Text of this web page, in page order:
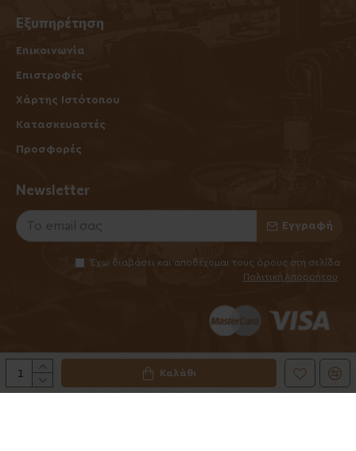
Καλάθι
Εξυπηρέτηση
Επικοινωνία
Επιστροφές
Χάρτης Ιστότοπου
Κατασκευαστές
Προσφορές
Newsletter
Εγγραφή
Έχω διαβάσει και αποδέχομαι τους όρους στη σελίδα
Πολιτική Απορρήτου